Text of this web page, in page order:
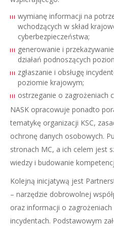
wymianę informacji na
wchodzących w skład
cyberbezpieczeństwa;
generowanie i
działań podnoszących
zgłaszanie i obsługę
poziomie krajowym;
ostrzeganie o zagrożeniach
NASK opracowuje ponadto
tematykę organizacji KSC,
ochronę danych osobowych.
stronach MC, a ich celem jest
wiedzy i budowanie
Kolejną inicjatywą jest
– narzędzie dobrowolnej
oraz informacji o
incydentach. Podstawowym